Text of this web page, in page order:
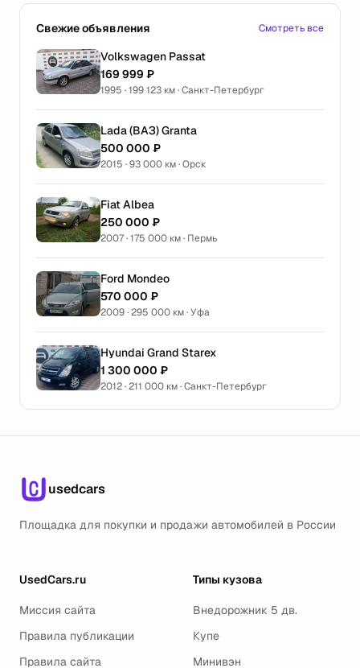
Свежие объявления Смотреть все
Volkswagen Passat
169 999 ₽
1995 · 199 123 км · Санкт-Петербург
Lada (ВАЗ) Granta
500 000 ₽
2015 · 93 000 км · Орск
Fiat Albea
250 000 ₽
2007 · 175 000 км · Пермь
Ford Mondeo
570 000 ₽
2009 · 295 000 км · Уфа
Hyundai Grand Starex
1 300 000 ₽
2012 · 211 000 км · Санкт-Петербург
usedcars
Площадка для покупки и продажи автомобилей в России
UsedCars.ru
Миссия сайта
Правила публикации
Правила сайта
Типы кузова
Внедорожник 5 дв.
Купе
Минивэн